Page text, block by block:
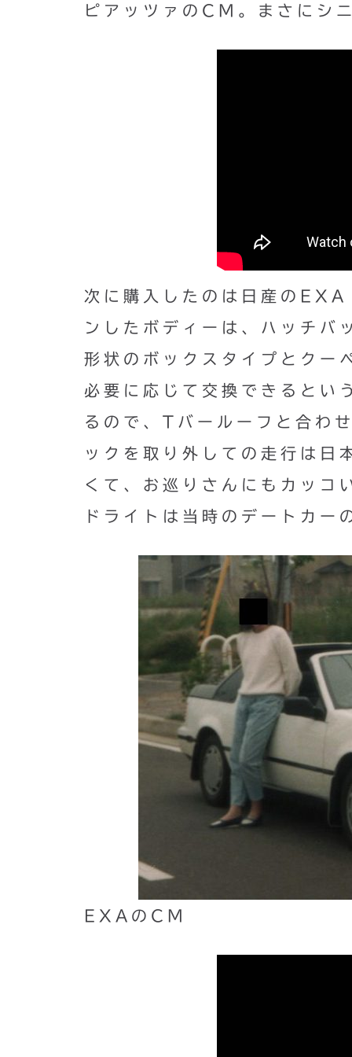
ピアッツァのCM。まさにシ
次に購入したのは日産のEXA
ンしたボディーは、ハッチバ
形状のボックスタイプとクー
必要に応じて交換できるとい
るので、Tバールーフと合わ
ックを取り外しての走行は日
くて、お巡りさんにもカッコ
ドライトは当時のデートカー
EXAのCM